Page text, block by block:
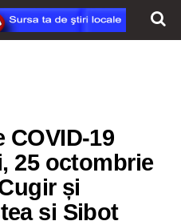
COVID-19
25 octombrie
și
și Șibot